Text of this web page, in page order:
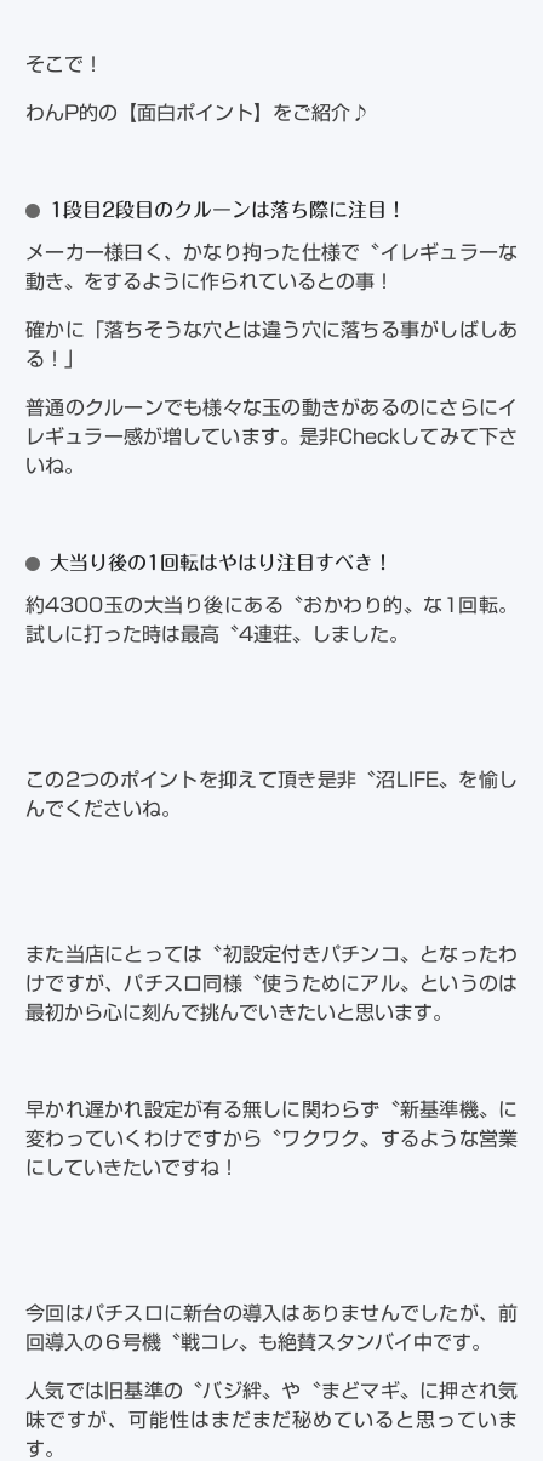
そこで！
わんP的の【面白ポイント】をご紹介♪
1段目2段目のクルーンは落ち際に注目！
メーカー様曰く、かなり拘った仕様で〝イレギュラーな
動き〟をするように作られているとの事！
確かに「落ちそうな穴とは違う穴に落ちる事がしばしあ
る！」
普通のクルーンでも様々な玉の動きがあるのにさらにイ
レギュラー感が増しています。是非Checkしてみて下さ
いね。
大当り後の1回転はやはり注目すべき！
約4300玉の大当り後にある〝おかわり的〟な1回転。
試しに打った時は最高〝4連荘〟しました。
この2つのポイントを抑えて頂き是非〝沼LIFE〟を愉し
んでくださいね。
また当店にとっては〝初設定付きパチンコ〟となったわ
けですが、パチスロ同様〝使うためにアル〟というのは
最初から心に刻んで挑んでいきたいと思います。
早かれ遅かれ設定が有る無しに関わらず〝新基準機〟に
変わっていくわけですから〝ワクワク〟するような営業
にしていきたいですね！
今回はパチスロに新台の導入はありませんでしたが、前
回導入の６号機〝戦コレ〟も絶賛スタンバイ中です。
人気では旧基準の〝バジ絆〟や〝まどマギ〟に押され気
味ですが、可能性はまだまだ秘めていると思っていま
す。